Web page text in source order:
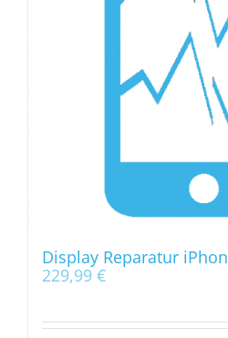
Display Reparatur
229,99 €